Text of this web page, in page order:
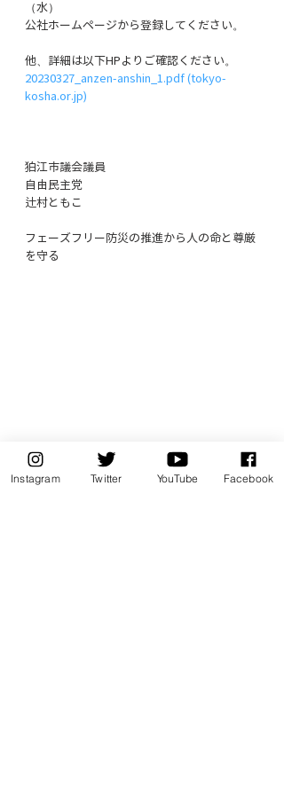
（水）
公社ホームページから登録してください。
他、詳細は以下HPよりご確認ください。
20230327_anzen-anshin_1.pdf (tokyo-
kosha.or.jp)
狛江市議会議員
自由民主党
辻村ともこ
フェーズフリー防災の推進から人の命と尊厳
を守る
Instagram Twitter YouTube Facebook